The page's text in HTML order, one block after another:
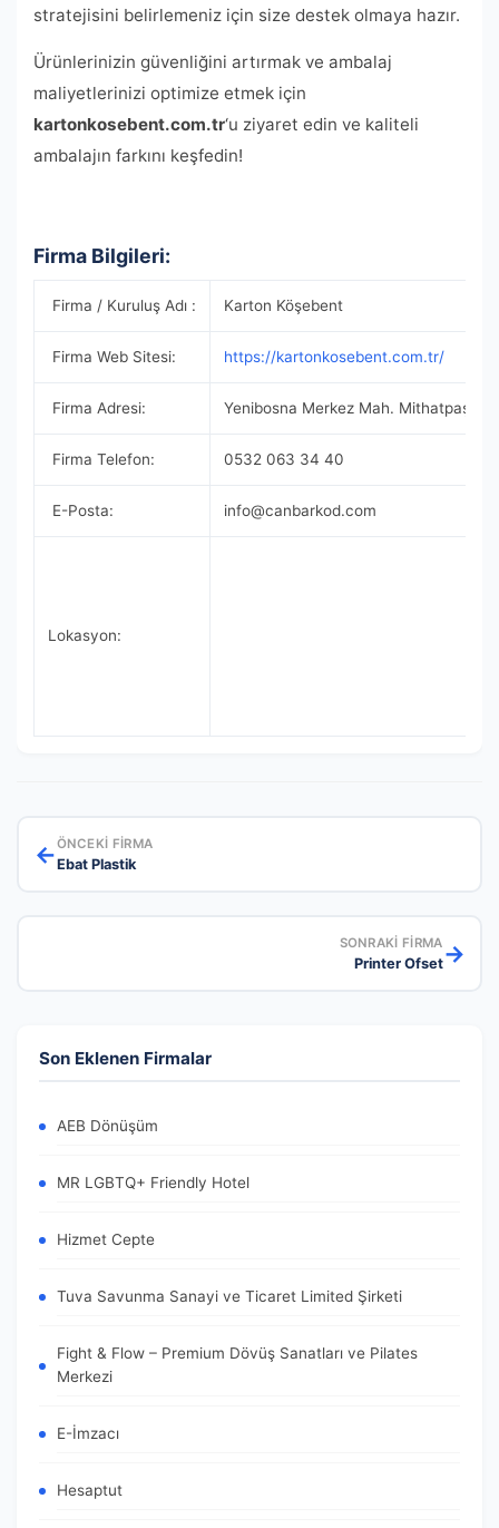
stratejisini belirlemeniz için size destek olmaya hazır.
Ürünlerinizin güvenliğini artırmak ve ambalaj
maliyetlerinizi optimize etmek için
kartonkosebent.com.tr‘u ziyaret edin ve kaliteli
ambalajın farkını keşfedin!
Firma Bilgileri:
Firma / Kuruluş Adı : Karton Köşebent
Firma Web Sitesi: https://kartonkosebent.com.tr/
Firma Adresi: Yenibosna Merkez Mah. Mithatpaşa
Firma Telefon: 0532 063 34 40
E-Posta: info@canbarkod.com
Lokasyon:
←ÖNCEKI FIRMA
Ebat Plastik
SONRAKI FIRMA
Printer Ofset→
Son Eklenen Firmalar
AEB Dönüşüm
MR LGBTQ+ Friendly Hotel
Hizmet Cepte
Tuva Savunma Sanayi ve Ticaret Limited Şirketi
Fight & Flow – Premium Dövüş Sanatları ve Pilates
Merkezi
E-İmzacı
Hesaptut